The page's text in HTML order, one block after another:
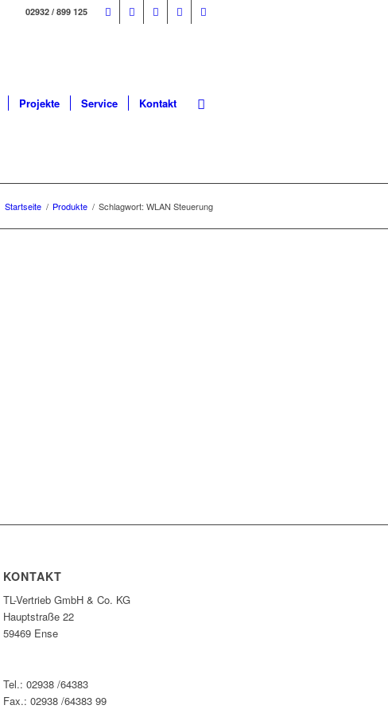
02932 / 899 125
Projekte Service Kontakt
Startseite / Produkte / Schlagwort: WLAN Steuerung
KONTAKT
TL-Vertrieb GmbH & Co. KG
Hauptstraße 22
59469 Ense
Tel.: 02938 /64383
Fax.: 02938 /64383 99